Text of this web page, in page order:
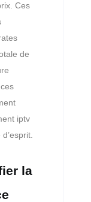
Ces
de
iptv
la